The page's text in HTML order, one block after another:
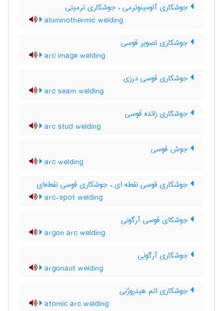
جوشکاری آلومینوترمی ، جوشکاری ترمیتی
aluminothermic welding
جوشکاری تصویر قوسی
arc image welding
جوشکاری قوسی درزی
arc seam welding
جوشکاری زائده قوسی
arc stud welding
جوش قوسی
arc welding
جوشکاری قوسی نقطه ای ، جوشکاری قوسی نقطه‌ای
arc-spot welding
جوشکای قوسی آرگونی
argon arc welding
جوشکاری آرگونی
argonaut welding
جوشکاری اتم هیدروژنی
atomic arc welding